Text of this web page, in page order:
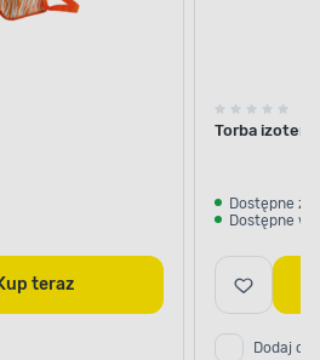
Kup teraz
Torba
Dostępne z
Dostępne w
Dodaj do